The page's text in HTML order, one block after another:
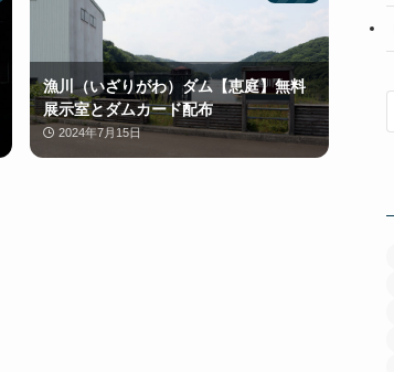
漁川（いざりがわ）ダム【恵庭】無料
展示室とダムカード配布
2024年7月15日